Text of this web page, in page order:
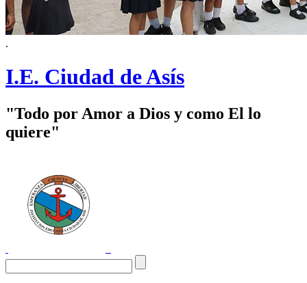
.
I.E. Ciudad de Asís
"Todo por Amor a Dios y como El lo
quiere"